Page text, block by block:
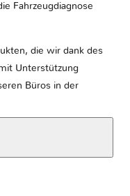
Fahrzeugdiagnose
die wir dank des
Unterstützung
Büros in der